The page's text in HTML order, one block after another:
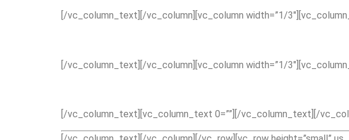
[/vc_column_text][/vc_column][vc_column width=”1/
[/vc_column_text][/vc_column][vc_column width=”1/
[/vc_column_text][vc_column_text 0=””][/vc_column_text][/